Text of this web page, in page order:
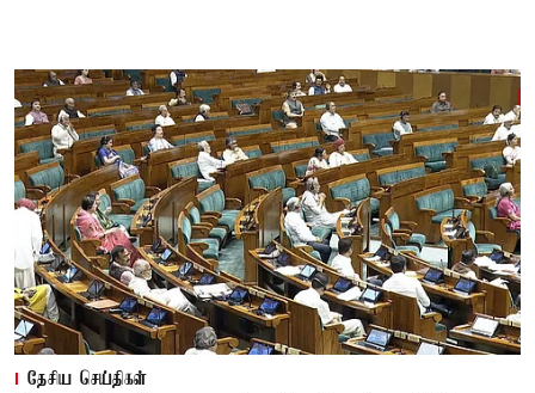
தேசிய செய்திகள்